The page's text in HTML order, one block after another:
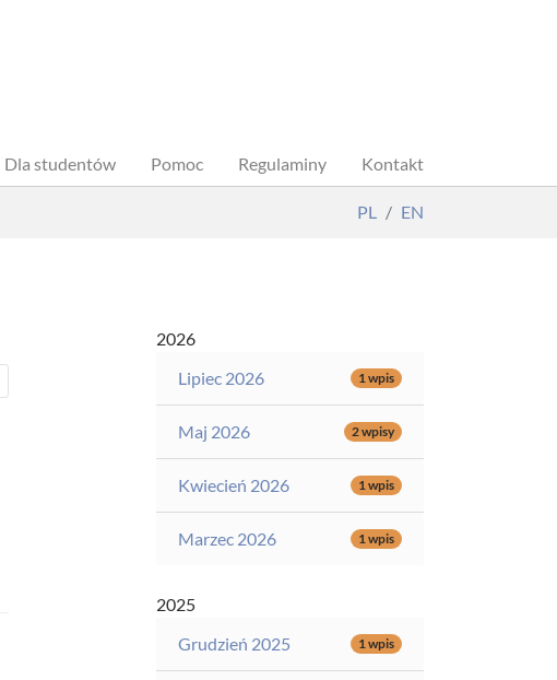
Dla studentów Pomoc Regulaminy
Kontakt
PL EN
2026
Lipiec 2026
1 wpis
Maj 2026 2 wpisy
Kwiecień 2026 1 wpis
Marzec 2026 1 wpis
2025
Grudzień 2025
1 wpis